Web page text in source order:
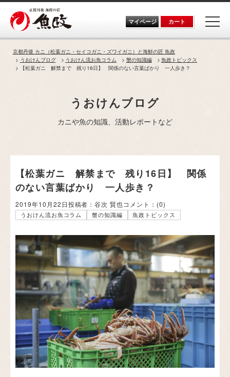
Skip
content
マイページ カート
京都丹後 カニ（松葉ガニ・セイコガニ・ズワイガニ）と海鮮の匠 魚政
うおけんブログ
うおけん流お魚コラム 蟹の知識編
魚政トピックス
【松葉ガニ 解禁まで 残り16日】 関係のない言葉ばかり 一人歩き？
うおけんブログ
カニや魚の知識、活動レポートなど
【松葉ガニ 解禁まで 残り16日】 関係
のない言葉ばかり 一人歩き？
2019年10月22日投稿者：谷次 賢也コメント： (0)
うおけん流お魚コラム 蟹の知識編 魚政トピックス